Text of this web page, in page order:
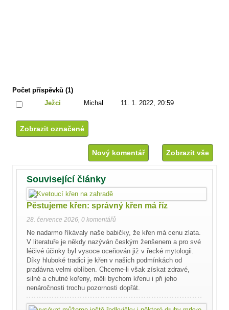
Počet příspěvků (1)
Ježci
Michal 11. 1. 2022, 20:59
Nový komentář Zobrazit vše
Související články
Pěstujeme křen: správný křen má říz
28. července 2026, 0 komentářů
Ne nadarmo říkávaly naše babičky, že křen má cenu zlata.
V literatuře je někdy nazýván českým ženšenem a pro své
léčivé účinky byl vysoce oceňován již v řecké mytologii.
Díky hluboké tradici je křen v našich podmínkách od
pradávna velmi oblíben. Chceme-li však získat zdravé,
silné a chutné kořeny, měli bychom křenu i při jeho
nenáročnosti trochu pozornosti dopřát.